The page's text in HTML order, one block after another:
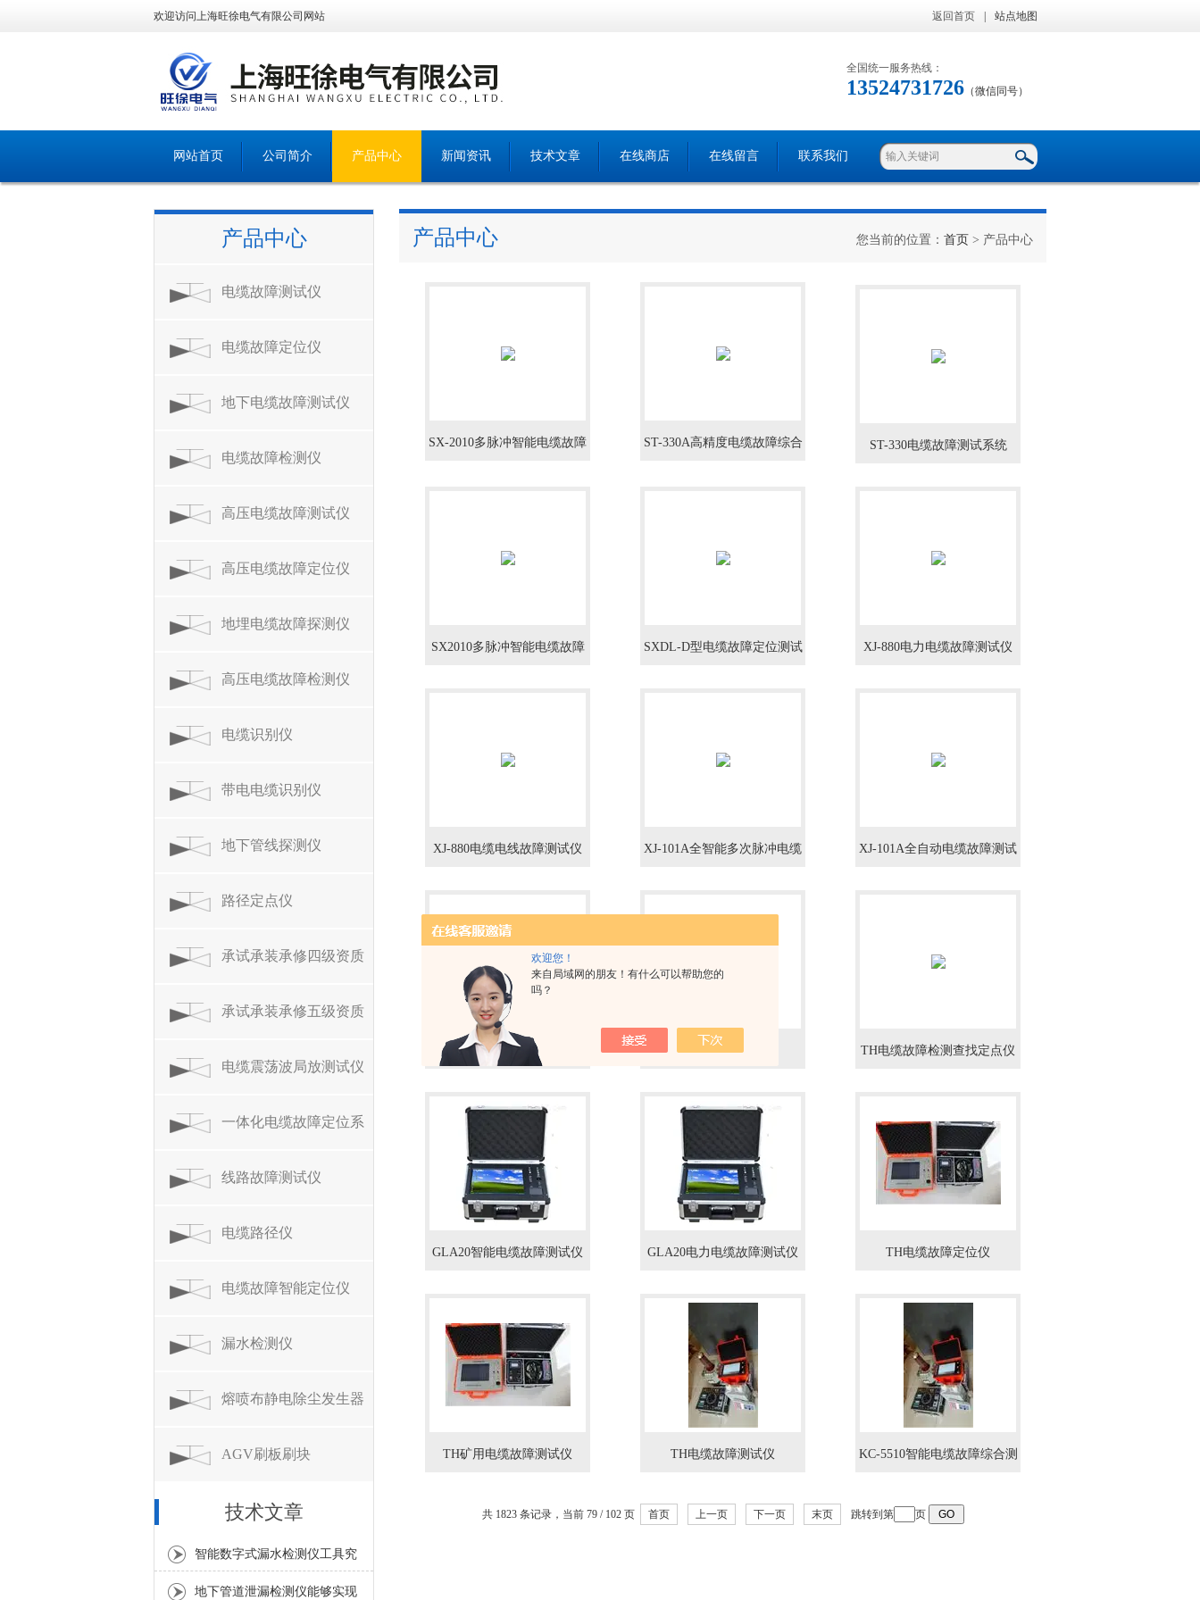
欢迎您！
来自局域网的朋友！有什么可以帮助您的
吗？
欢迎访问上海旺徐电气有限公司网站 返回首页 站点地图
全国统一服务热线：
13524731726 （微信同号）
网站首页 公司简介 产品中心 新闻资讯 技术文章 在线商店 在线留言 联系我们
产品中心
电缆故障测试仪
电缆故障定位仪
地下电缆故障测试仪
电缆故障检测仪
高压电缆故障测试仪
高压电缆故障定位仪
地埋电缆故障探测仪
高压电缆故障检测仪
电缆识别仪
带电电缆识别仪
地下管线探测仪
路径定点仪
承试承装承修四级资质
设备
承试承装承修五级资质
设备
电缆震荡波局放测试仪
一体化电缆故障定位系
统
线路故障测试仪
电缆路径仪
电缆故障智能定位仪
漏水检测仪
熔喷布静电除尘发生器
AGV刷板刷块
技术文章
智能数字式漏水检测仪工具究
竟是什么？
地下管道泄漏检测仪能够实现
产品中心 您当前的位置： 首页 > 产品中心
SX-2010多脉冲智能电缆故障 ST-330A高精度电缆故障综合 ST-330电缆故障测试系统
SX2010多脉冲智能电缆故障 SXDL-D型电缆故障定位测试 XJ-880电力电缆故障测试仪
XJ-880电缆电线故障测试仪 XJ-101A全智能多次脉冲电缆 XJ-101A全自动电缆故障测试
XJ-101A多次脉冲电缆故障测 TH电缆故障检测仪 TH电缆故障检测查找定点仪
GLA20智能电缆故障测试仪 GLA20电力电缆故障测试仪 TH电缆故障定位仪
TH矿用电缆故障测试仪 TH电缆故障测试仪 KC-5510智能电缆故障综合测
共 1823 条记录，当前 79 / 102 页 首页 上一页 下一页 末页 跳转到第 页